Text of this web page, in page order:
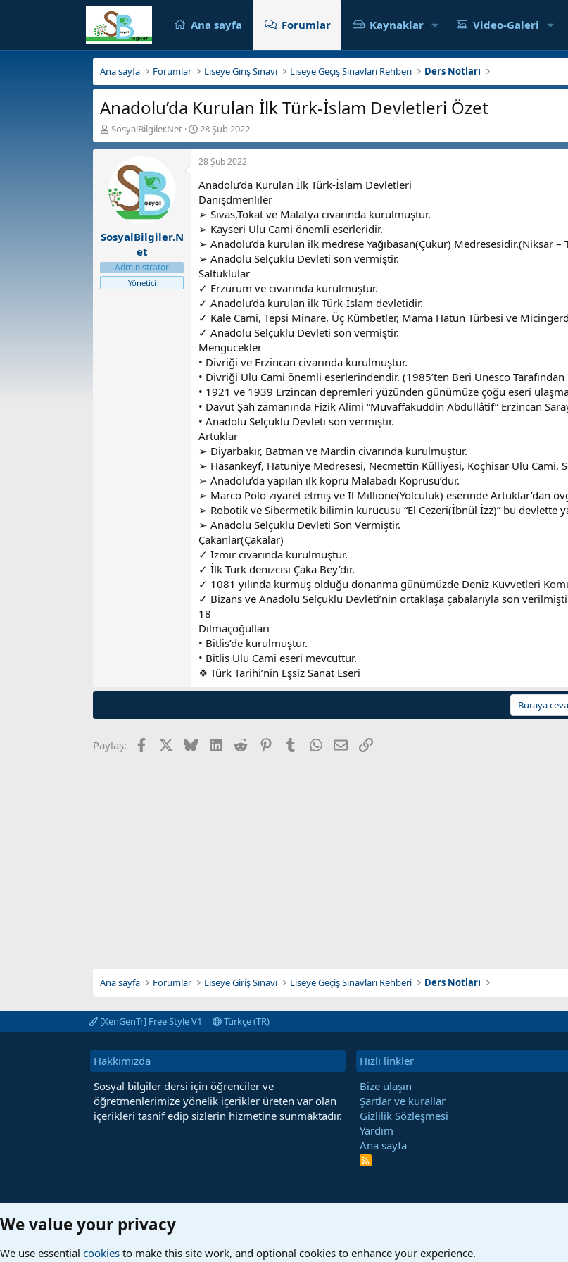
Ana sayfa Forumlar Kaynaklar Video-Galeri
Ana sayfa Forumlar Liseye Giriş Sınavı Liseye Geçiş Sınavları Rehberi Ders Notları
Anadolu’da Kurulan İlk Türk-İslam Devletleri Özet
K
o
n
y
u
ş
a
t
a
SosyalBilgiler.Net
B
a
ş
l
a
n
g
ı
ç
t
a
r
i
h
i
28 Şub 2022
SosyalBilgiler.N
et
Administrator
Yönetici
28 Şub 2022
Anadolu’da Kurulan İlk Türk-İslam Devletleri
Danişdmenliler
➢ Sivas,Tokat ve Malatya civarında kurulmuştur.
➢ Kayseri Ulu Cami önemli eserleridir.
➢ Anadolu’da kurulan ilk medrese Yağıbasan(Çukur) Medresesidir.(Niksar –
➢ Anadolu Selçuklu Devleti son vermiştir.
Saltuklular
✓ Erzurum ve civarında kurulmuştur.
✓ Anadolu’da kurulan ilk Türk-İslam devletidir.
✓ Kale Cami, Tepsi Minare, Üç Kümbetler, Mama Hatun Türbesi ve
✓ Anadolu Selçuklu Devleti son vermiştir.
Mengücekler
• Divriği ve Erzincan civarında kurulmuştur.
• Divriği Ulu Cami önemli eserlerindendir. (1985’ten Beri Unesco Tarafından
• 1921 ve 1939 Erzincan depremleri yüzünden günümüze çoğu eseri
• Davut Şah zamanında Fizik Alimi “Muvaffakuddin Abdullâtif” Erzincan
• Anadolu Selçuklu Devleti son vermiştir.
Artuklar
➢ Diyarbakır, Batman ve Mardin civarında kurulmuştur.
➢ Hasankeyf, Hatuniye Medresesi, Necmettin Külliyesi, Koçhisar Ulu Cami,
➢ Anadolu’da yapılan ilk köprü Malabadi Köprüsü’dür.
➢ Marco Polo ziyaret etmiş ve Il Millione(Yolculuk) eserinde Artuklar’dan
➢ Robotik ve Sibermetik bilimin kurucusu “El Cezeri(İbnül İzz)” bu devlette
➢ Anadolu Selçuklu Devleti Son Vermiştir.
Çakanlar(Çakalar)
✓ İzmir civarında kurulmuştur.
✓ İlk Türk denizcisi Çaka Bey’dir.
✓ 1081 yılında kurmuş olduğu donanma günümüzde Deniz Kuvvetleri
✓ Bizans ve Anadolu Selçuklu Devleti’nin ortaklaşa çabalarıyla son
18
Dilmaçoğulları
• Bitlis’de kurulmuştur.
• Bitlis Ulu Cami eseri mevcuttur.
❖ Türk Tarihi’nin Eşsiz Sanat Eseri
Buraya
Paylaş: Facebook BlueskyLinkedIn
Reddit PinterestTumblrWhatsApp
E-postaLink
Ana sayfa Forumlar Liseye Giriş Sınavı Liseye Geçiş Sınavları Rehberi Ders Notları
[XenGenTr] Free Style V1 Türkçe (TR)
Hakkımızda
Sosyal bilgiler dersi için öğrenciler ve
öğretmenlerimize yönelik içerikler üreten var olan
içerikleri tasnif edip sizlerin hizmetine sunmaktadır.
Hızlı linkler
Bize ulaşın
Şartlar ve kurallar
Gizlilik Sözleşmesi
Yardım
Ana sayfa
R
We value your privacy
We use essential cookies to make this site work, and optional cookies to enhance your experience.